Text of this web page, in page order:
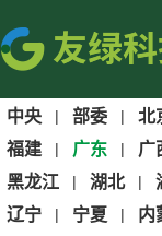
中央 | 部委 | 北
福建 | 广东 | 广
黑龙江 | 湖北 |
辽宁 | 宁夏 | 内